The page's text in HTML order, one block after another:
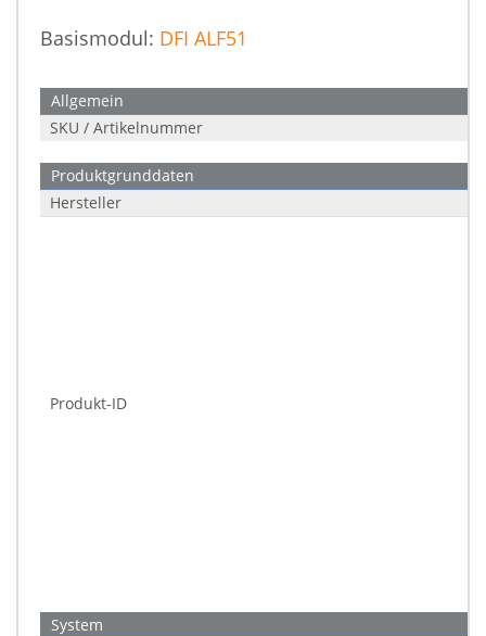
Basismodul: DFI ALF51
Allgemein
SKU / Artikelnummer
Produktgrunddaten
Hersteller
Produkt-ID
System